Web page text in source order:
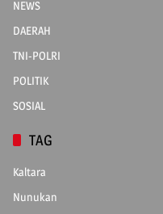
NEWS
DAERAH
TNI-POLRI
POLITIK
SOSIAL
TAG
Kaltara
Nunukan